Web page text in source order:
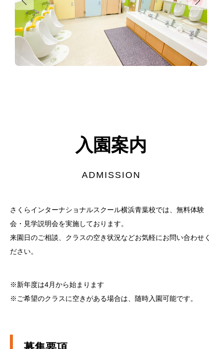
入園案内
ADMISSION
さくらインターナショナルスクール横浜青葉校では、無料体験
会・見学説明会を実施しております。
来園日のご相談、クラスの空き状況などお気軽にお問い合わせく
ださい。
※新年度は4月から始まります
※ご希望のクラスに空きがある場合は、随時入園可能です。